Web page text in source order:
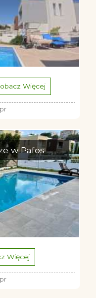
Więcej
w Pafos
Więcej